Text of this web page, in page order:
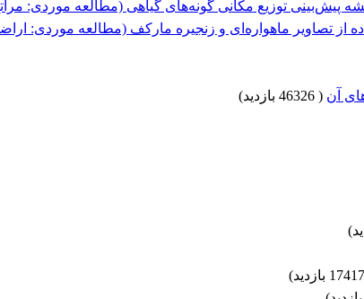
از تصاویر ماهواره‌ای و زنجیره مارکف (مطالعه موردی:
آن (
)
)
)